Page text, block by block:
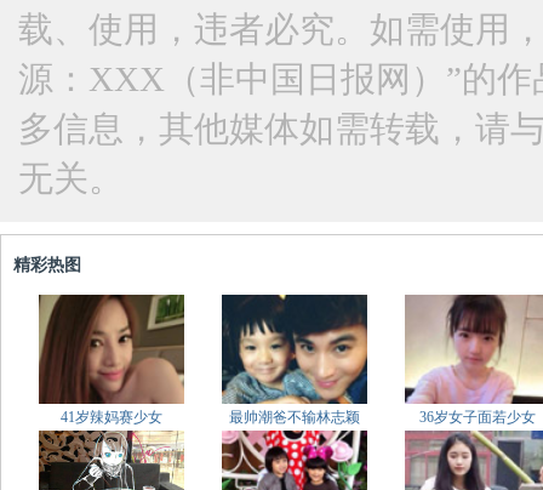
载、使用，违者必究。如需使用
源：XXX（非中国日报网）”的
多信息，其他媒体如需转载，请
无关。
精彩热图
41岁辣妈赛少女 最帅潮爸不输林志颖 36岁女子面若少女